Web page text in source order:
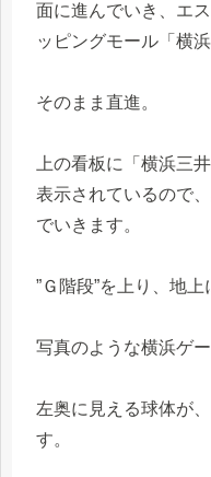
面に進んでいき、エ
ッピングモール「横
そのまま直進。
上の看板に「横浜三
表示されているので
でいきます。
”Ｇ階段”を上り、地
写真のような横浜ゲ
左奥に見える球体が
す。